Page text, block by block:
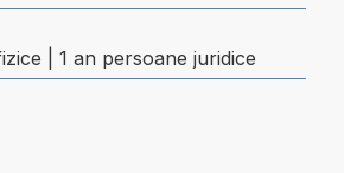
| 1 an persoane juridice